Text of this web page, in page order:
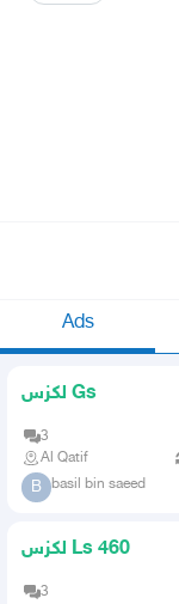
Ads
لكزس Gs
3
Al Qatif
B basil bin saeed
لكزس Ls 460
3